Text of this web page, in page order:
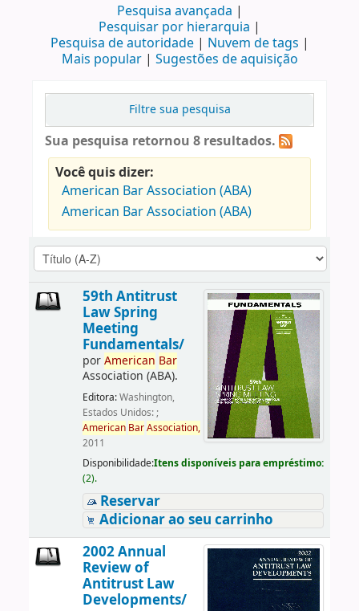
Pesquisa avançada
Pesquisar por hierarquia
Pesquisa de autoridade
Nuvem de tags
Mais popular
Sugestões de aquisição
Filtre sua pesquisa
Sua pesquisa retornou 8 resultados.
Você quis dizer:
American Bar Association (ABA)
American Bar Association (ABA)
59th Antitrust
Law Spring
Meeting
Fundamentals/
porAmerican Bar
Association (ABA).
Editora:Washington,
Estados Unidos: ;
American BarAssociation,
2011
Disponibilidade:Itens disponíveis para empréstimo:
(2).
Reservar
Adicionar ao seu carrinho
2002 Annual
Review of
Antitrust Law
Developments/